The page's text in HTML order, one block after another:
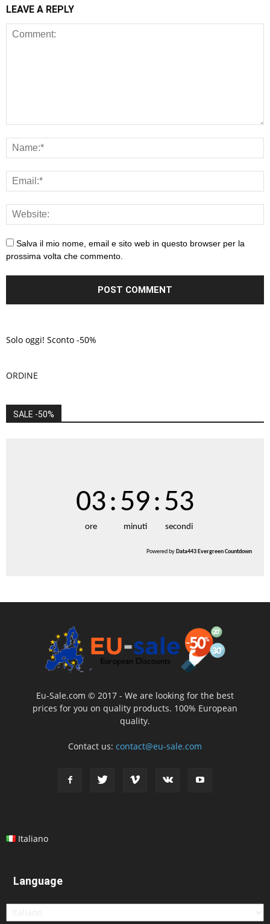
LEAVE A REPLY
Salva il mio nome, email e sito web in questo browser per la
prossima volta che commento.
Solo oggi! Sconto -50%
ORDINE
SALE -50%
03
ore
:59
minuti
:52
secondi
Powered by Data443 Evergreen Countdown
Eu-Sale.com © 2017 - We are looking for the best
prices for you on quality products. 100% European
quality.
Contact us: contact@eu-sale.com
Italiano
Language
Language